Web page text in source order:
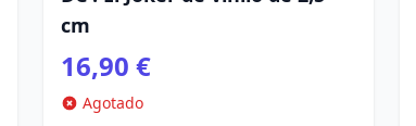
cm
16,90 €
Agotado